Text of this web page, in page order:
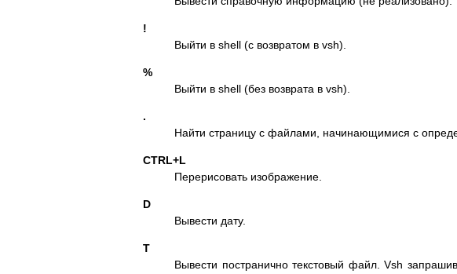
!
Выйти в shell (с возвратом в vsh).
%
Выйти в shell (без возврата в vsh).
.
Найти страницу с файлами, начинающимися с
CTRL+L
Перерисовать изображение.
D
Вывести дату.
T
Вывести постранично текстовый файл. Vsh